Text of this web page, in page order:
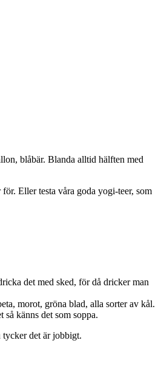
blåbär. Blanda alltid hälften med
Eller testa våra goda yogi-teer, som
det med sked, för då dricker man
morot, gröna blad, alla sorter av kål.
känns det som soppa.
tycker det är jobbigt.